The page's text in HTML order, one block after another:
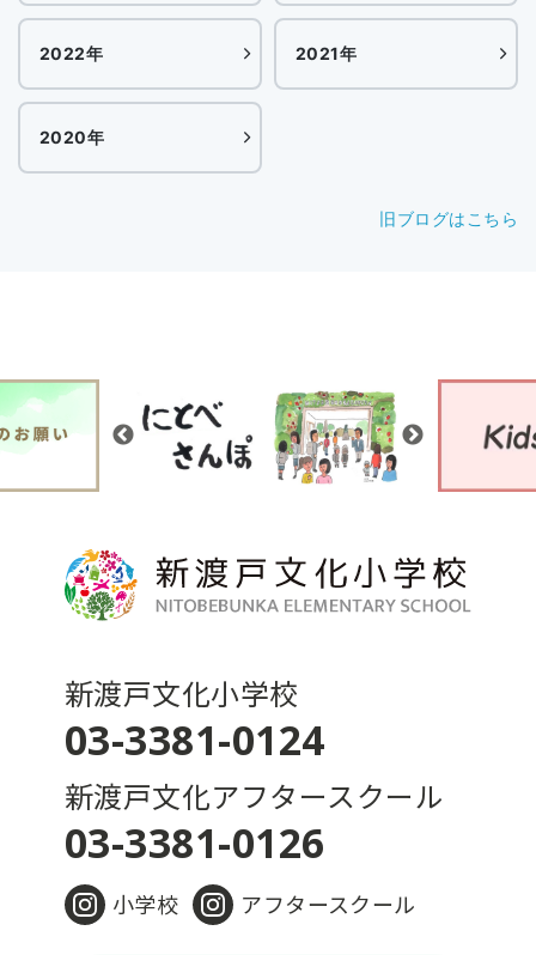
2022年 2021年
2020年
旧ブログはこちら
新渡戸文化小学校
03-3381-0124
新渡戸文化アフタースクール
03-3381-0126
小学校 アフタースクール